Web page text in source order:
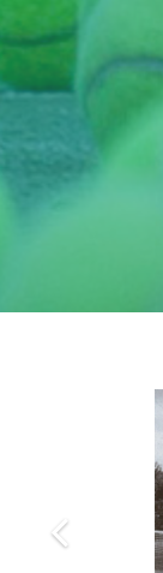
CONTACTAR